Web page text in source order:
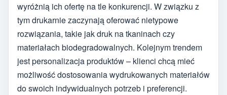
wyróżnią ich ofertę na tle konkurencji. W związku z
tym drukarnie zaczynają oferować nietypowe
rozwiązania, takie jak druk na tkaninach czy
materiałach biodegradowalnych. Kolejnym trendem
jest personalizacja produktów – klienci chcą mieć
możliwość dostosowania wydrukowanych materiałów
do swoich indywidualnych potrzeb i preferencji.